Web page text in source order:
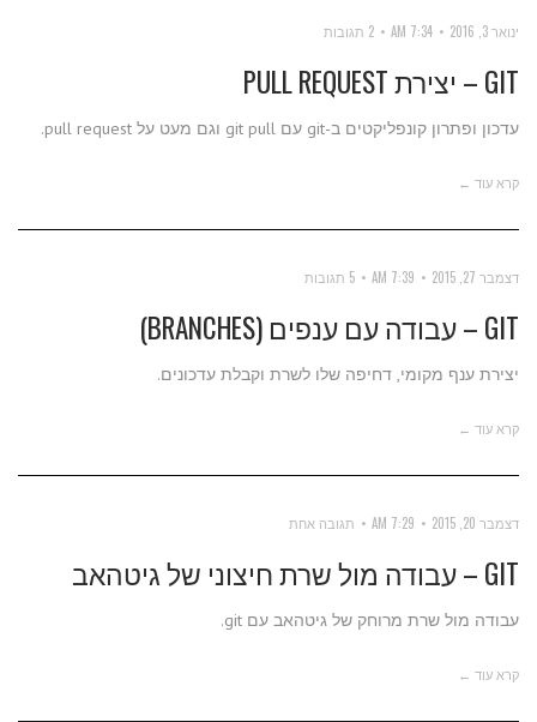
ינואר 3, 2016 7:34 AM 2 תגובות
GIT – יצירת PULL REQUEST
עדכון ופתרון קונפליקטים ב-git עם git pull וגם מעט על pull request.
קרא עוד ←
דצמבר 27, 2015 7:39 AM 5 תגובות
GIT – עבודה עם ענפים (BRANCHES)
יצירת ענף מקומי, דחיפה שלו לשרת וקבלת עדכונים.
קרא עוד ←
דצמבר 20, 2015 7:29 AM תגובה אחת
GIT – עבודה מול שרת חיצוני של גיטהאב
עבודה מול שרת מרוחק של גיטהאב עם git.
קרא עוד ←